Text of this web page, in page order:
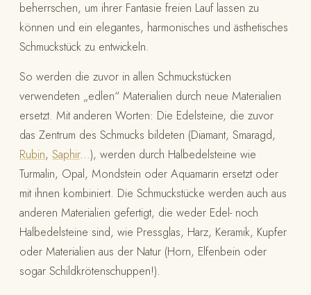
beherrschen, um ihrer Fantasie freien Lauf lassen zu
können und ein elegantes, harmonisches und ästhetisches
Schmuckstück zu entwickeln.
So werden die zuvor in allen Schmuckstücken
verwendeten „edlen“ Materialien durch neue Materialien
ersetzt. Mit anderen Worten: Die Edelsteine, die zuvor
das Zentrum des Schmucks bildeten (Diamant, Smaragd,
Rubin, Saphir...), werden durch Halbedelsteine wie
Turmalin, Opal, Mondstein oder Aquamarin ersetzt oder
mit ihnen kombiniert. Die Schmuckstücke werden auch aus
anderen Materialien gefertigt, die weder Edel- noch
Halbedelsteine sind, wie Pressglas, Harz, Keramik, Kupfer
oder Materialien aus der Natur (Horn, Elfenbein oder
sogar Schildkrötenschuppen!).